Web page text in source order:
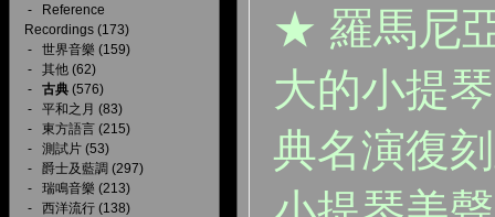
-
Reference
Recordings (173)
- 世界音樂 (159)
- 其他 (62)
- 古典 (576)
- 平和之月 (83)
- 東方語言 (215)
- 測試片 (53)
- 爵士及藍調 (297)
- 瑞鳴音樂 (213)
- 西洋流行 (138)
★ 羅馬尼
大的小提
典名演復